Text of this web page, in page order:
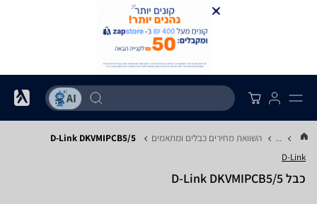
... השוואת מחירים כבלים ומתאמים D-Link DKVMIPCB5/5
D-Link
‏כבל D-Link DKVMIPCB5/5